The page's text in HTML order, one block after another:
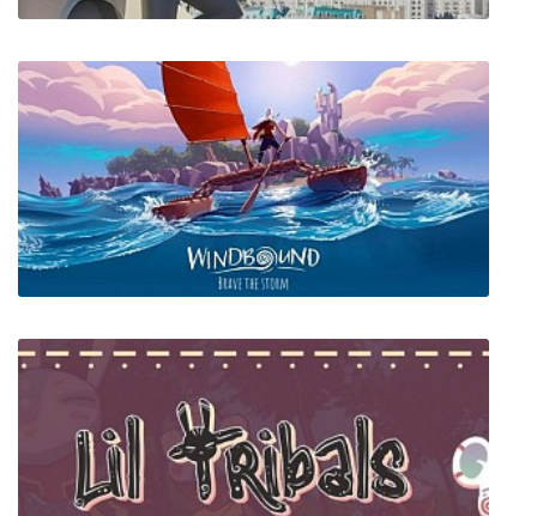
Trailer Shop Simulator
Windbound